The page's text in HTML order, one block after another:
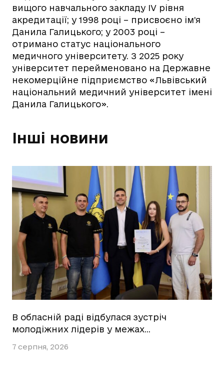
вищого навчального закладу IV рівня
акредитації; у 1998 році – присвоєно ім’я
Данила Галицького; у 2003 році –
отримано статус національного
медичного університету. З 2025 року
університет перейменовано на Державне
некомерційне підприємство «Львівський
національний медичний університет імені
Данила Галицького».
Інші новини
В обласній раді відбулася зустріч
молодіжних лідерів у межах…
7 серпня, 2026